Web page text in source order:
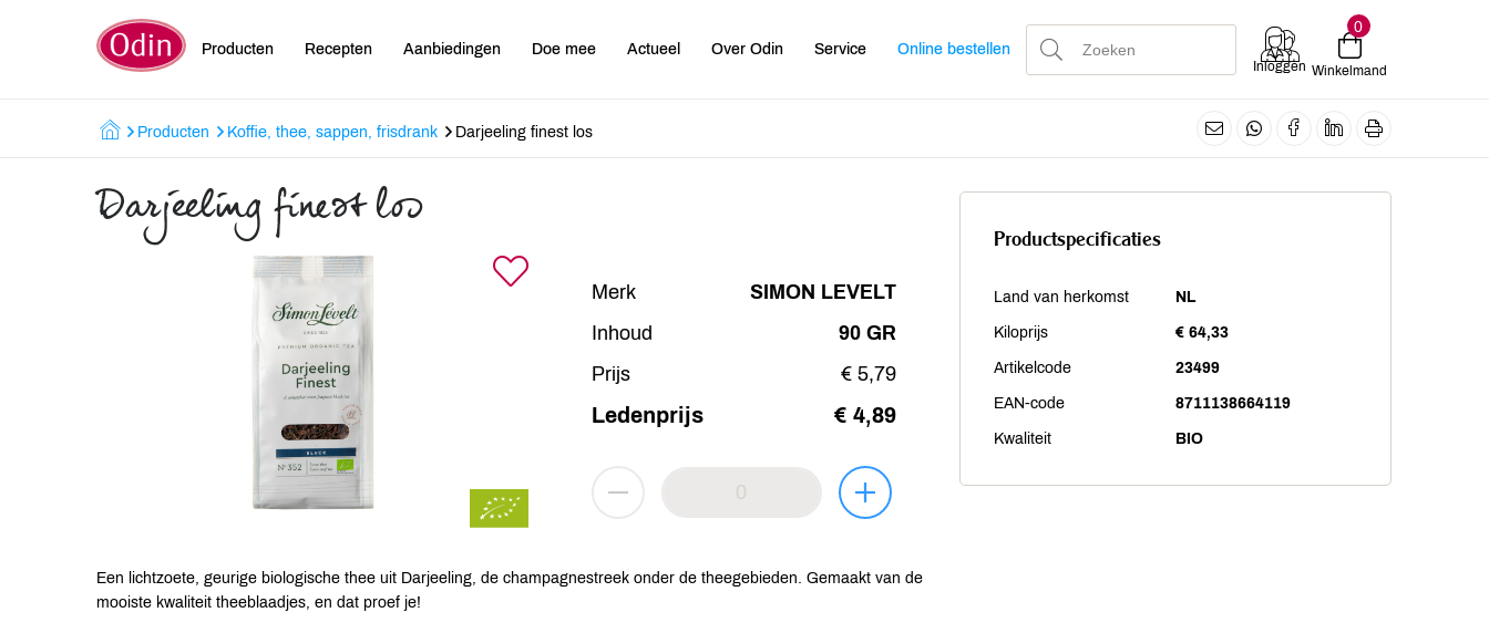
Producten Recepten Aanbiedingen Doe mee Actueel Over Odin Service Online bestellen
Inloggen
0
Winkelmand
Producten Koffie, thee, sappen, frisdrank Darjeeling finest los
Darjeeling finest los
Merk
SIMON LEVELT
Inhoud
90 GR
Prijs
€ 5,79
Ledenprijs € 4,89
Een lichtzoete, geurige biologische thee uit Darjeeling, de champagnestreek onder de theegebieden. Gemaakt van de
mooiste kwaliteit theeblaadjes, en dat proef je!
Productspecificaties
Land van herkomst NL
Kiloprijs € 64,33
Artikelcode 23499
EAN-code 8711138664119
Kwaliteit BIO